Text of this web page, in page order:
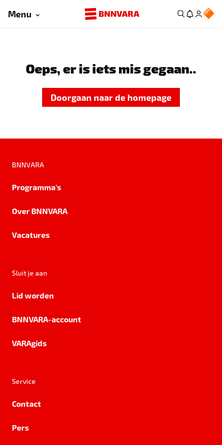
Menu
Oeps, er is iets mis gegaan..
Doorgaan naar de homepage
BNNVARA
Programma's
Over BNNVARA
Vacatures
Sluit je aan
Lid worden
BNNVARA-account
VARAgids
Service
Contact
Pers